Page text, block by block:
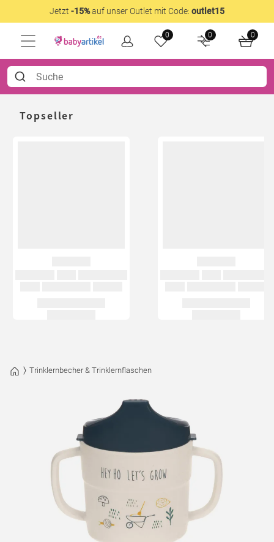
Jetzt -15%auf unser Outlet mit Code: outlet15
0 0 0
Topseller
Trinklernbecher & Trinklernflaschen